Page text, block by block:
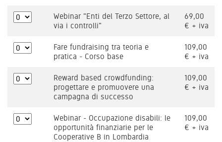
Webinar "Enti del Terzo Settore, al
via i controlli"
69,00
€ + iva
Fare fundraising tra teoria e
pratica - Corso base
109,00
€ + iva
Reward based crowdfunding:
progettare e promuovere una
campagna di successo
109,00
€ + iva
Webinar - Occupazione disabili: le
opportunità finanziarie per le
Cooperative B in Lombardia
109,00
€ + iva